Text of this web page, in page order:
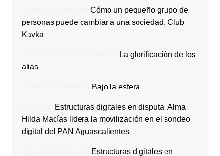
Cómo un pequeño grupo de
personas puede cambiar a una sociedad. Club
Kavka
La glorificación de los
alias
Bajo la esfera
Estructuras digitales en disputa: Alma
Hilda Macías lidera la movilización en el sondeo
digital del PAN Aguascalientes
Estructuras digitales en